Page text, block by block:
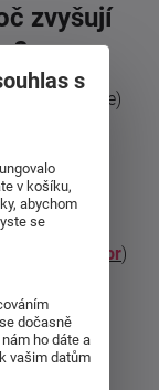
zvyšují
okraje)
zajišťují
sezení na
takzvaný
na
Arella senior)
a to i při
okraj se
s
v košíku,
abychom
se
dočasně
ho dáte a
vašim datům